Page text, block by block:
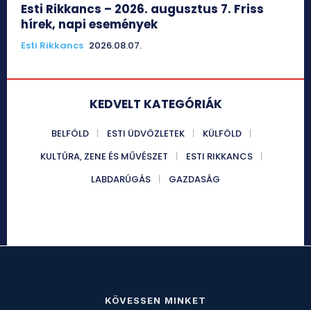
Esti Rikkancs – 2026. augusztus 7. Friss
hírek, napi események
Esti Rikkancs 2026.08.07.
KEDVELT KATEGÓRIÁK
BELFÖLD ESTI ÜDVÖZLETEK
KÜLFÖLD
KULTÚRA, ZENE ÉS MŰVÉSZET
ESTI RIKKANCS
LABDARÚGÁS
GAZDASÁG
KÖVESSEN MINKET